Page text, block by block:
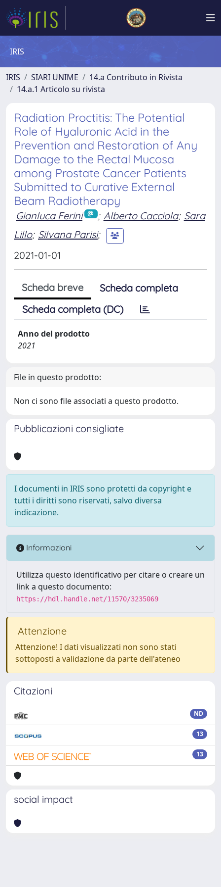
IRIS
IRIS SIARI UNIME
14.a Contributo in Rivista
14.a.1 Articolo su rivista
Radiation Proctitis: The Potential
Role of Hyaluronic Acid in the
Prevention and Restoration of Any
Damage to the Rectal Mucosa
among Prostate Cancer Patients
Submitted to Curative External
Beam Radiotherapy
Gianluca Ferini ; Alberto Cacciola; Sara
Lillo; Silvana Parisi;
2021-01-01
Scheda breve
Scheda completa
Scheda completa (DC)
Anno del prodotto
2021
File in questo prodotto:
Non ci sono file associati a questo prodotto.
Pubblicazioni consigliate
I documenti in IRIS sono protetti da copyright e
tutti i diritti sono riservati, salvo diversa
indicazione.
Informazioni
Utilizza questo identificativo per citare o creare un
link a questo documento:
https://hdl.handle.net/11570/3235069
Attenzione
Attenzione! I dati visualizzati non sono stati
sottoposti a validazione da parte dell'ateneo
Citazioni
ND
13
13
social impact